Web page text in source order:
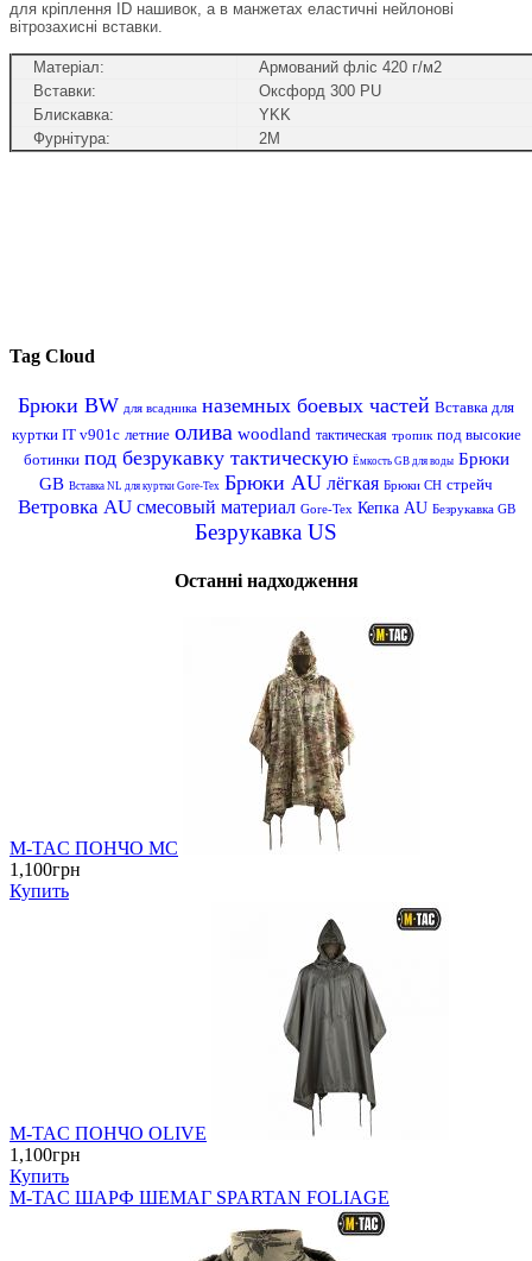
для кріплення ID нашивок, а в манжетах еластичні нейлонові
вітрозахисні вставки.
Матеріал:
Армований фліс 420 г/м2
Вставки:
Оксфорд 300 PU
Блискавка:
YKK
Фурнітура:
2М
Tag Cloud
Брюки BW для всадника наземных боевых частей Вставка для
куртки IT v901c летние олива woodland тактическая тропик под высокие
ботинки под безрукавку тактическую Ёмкость GB для воды Брюки
GB Вставка NL для куртки Gore-Tex Брюки AU лёгкая Брюки CH стрейч
Ветровка AU смесовый материал Gore-Tex Кепка AU Безрукавка GB
Безрукавка US
Останні надходження
M-TAC ПОНЧО MC
1,100грн
Купить
M-TAC ПОНЧО OLIVE
1,100грн
Купить
M-TAC ШАРФ ШЕМАГ SPARTAN FOLIAGE